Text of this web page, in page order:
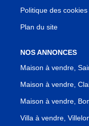
Politique des cookies
Plan du site
NOS ANNONCES
Maison à vendre,
Maison à vendre,
Maison à vendre,
Villa à vendre,